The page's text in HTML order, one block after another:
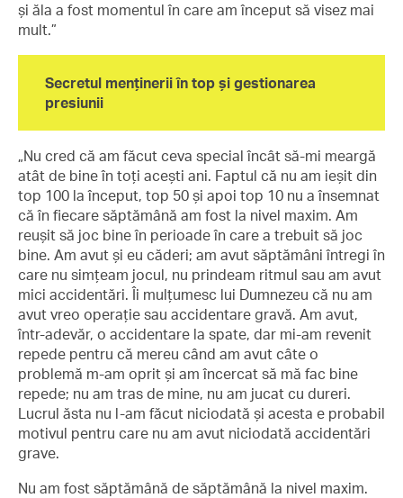
și ăla a fost momentul în care am început să visez mai
mult.”
Secretul menținerii în top și gestionarea
presiunii
„Nu cred că am făcut ceva special încât să-mi meargă
atât de bine în toți acești ani. Faptul că nu am ieșit din
top 100 la început, top 50 și apoi top 10 nu a însemnat
că în fiecare săptămână am fost la nivel maxim. Am
reușit să joc bine în perioade în care a trebuit să joc
bine. Am avut și eu căderi; am avut săptămâni întregi în
care nu simțeam jocul, nu prindeam ritmul sau am avut
mici accidentări. Îi mulțumesc lui Dumnezeu că nu am
avut vreo operație sau accidentare gravă. Am avut,
într-adevăr, o accidentare la spate, dar mi-am revenit
repede pentru că mereu când am avut câte o
problemă m-am oprit și am încercat să mă fac bine
repede; nu am tras de mine, nu am jucat cu dureri.
Lucrul ăsta nu l-am făcut niciodată și acesta e probabil
motivul pentru care nu am avut niciodată accidentări
grave.
Nu am fost săptămână de săptămână la nivel maxim.